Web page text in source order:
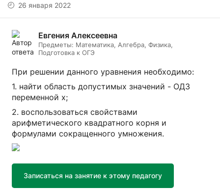
26 января 2022
Евгения Алексеевна
Предметы: Математика, Алгебра, Физика,
Подготовка к ОГЭ
При решении данного уравнения необходимо:
1. найти область допустимых значений - ОДЗ
переменной х;
2. воспользоваться свойствами
арифметического квадратного корня и
формулами сокращенного умножения.
Записаться на занятие к этому педагогу